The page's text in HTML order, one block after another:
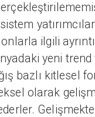
ilgili
yeni trend
bazlı kitlesel
olarak